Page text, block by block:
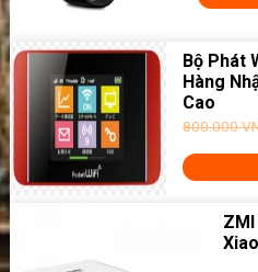
Bộ Phát
Hàng
Cao
800.000
ZMI